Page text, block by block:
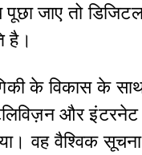
जाए तो
है।
के विकास के
और इंटरनेट
वह वैश्विक